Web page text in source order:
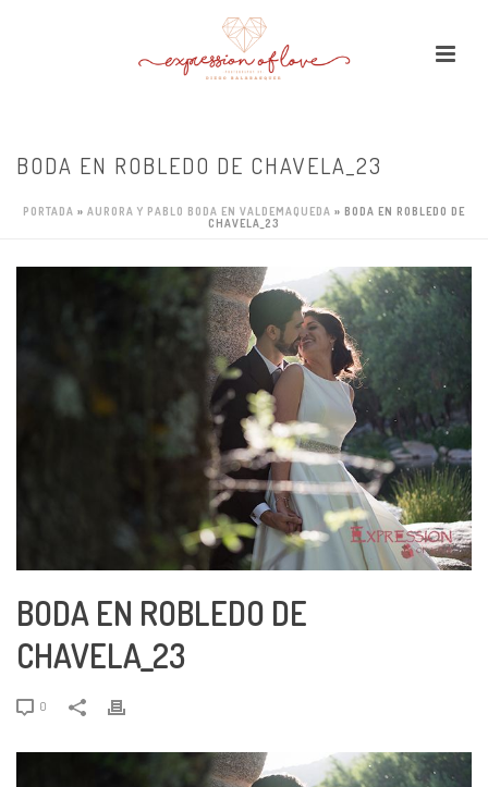
BODA EN ROBLEDO DE CHAVELA_23
PORTADA » AURORA Y PABLO BODA EN VALDEMAQUEDA » BODA EN ROBLEDO DE
CHAVELA_23
BODA EN ROBLEDO DE
CHAVELA_23
0